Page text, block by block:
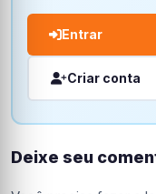
Entrar
Criar conta
Deixe seu